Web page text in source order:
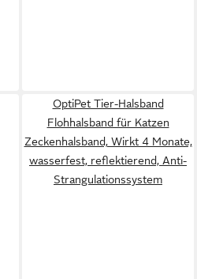
OptiPet Tier-Halsband
Flohhalsband für Katzen
Zeckenhalsband, Wirkt 4 Monate,
wasserfest, reflektierend, Anti-
Strangulationssystem